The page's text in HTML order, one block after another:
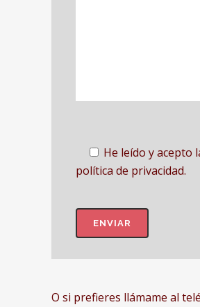
He leído y acepto
política de privacidad.
O si prefieres llámame al